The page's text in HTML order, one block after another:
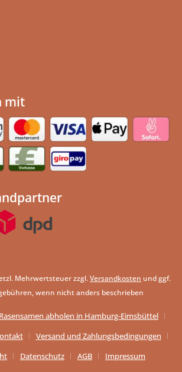
mit
Mehrwertsteuer zzgl.Versandkosten und ggf.
wenn nicht anders beschrieben
Rasensamen abholen in Hamburg-Eimsbüttel
Versand und Zahlungsbedingungen
Datenschutz AGB Impressum